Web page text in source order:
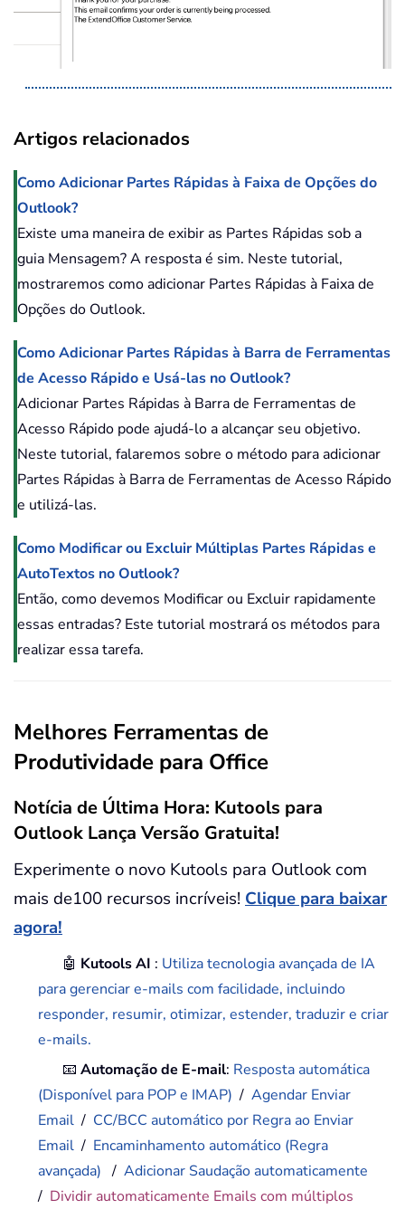
Artigos relacionados
Como Adicionar Partes Rápidas à Faixa de Opções do
Outlook?
Existe uma maneira de exibir as Partes Rápidas sob a
guia Mensagem? A resposta é sim. Neste tutorial,
mostraremos como adicionar Partes Rápidas à Faixa de
Opções do Outlook.
Como Adicionar Partes Rápidas à Barra de Ferramentas
de Acesso Rápido e Usá-las no Outlook?
Adicionar Partes Rápidas à Barra de Ferramentas de
Acesso Rápido pode ajudá-lo a alcançar seu objetivo.
Neste tutorial, falaremos sobre o método para adicionar
Partes Rápidas à Barra de Ferramentas de Acesso Rápido
e utilizá-las.
Como Modificar ou Excluir Múltiplas Partes Rápidas e
AutoTextos no Outlook?
Então, como devemos Modificar ou Excluir rapidamente
essas entradas? Este tutorial mostrará os métodos para
realizar essa tarefa.
Melhores Ferramentas de
Produtividade para Office
Notícia de Última Hora: Kutools para
Outlook Lança Versão Gratuita!
Experimente o novo Kutools para Outlook com
mais de100 recursos incríveis! Clique para baixar
agora!
🤖 Kutools AI : Utiliza tecnologia avançada de IA
para gerenciar e-mails com facilidade, incluindo
responder, resumir, otimizar, estender, traduzir e criar
e-mails.
📧Automação de E-mail: Resposta automática
(Disponível para POP e IMAP) /Agendar Enviar
Email / CC/BCC automático por Regra ao Enviar
Email / Encaminhamento automático (Regra
avançada) /Adicionar Saudação automaticamente
/ Dividir automaticamente Emails com múltiplos